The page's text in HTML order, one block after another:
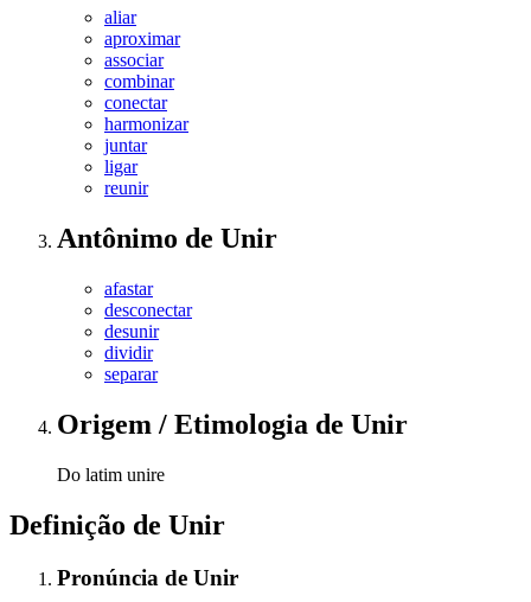
aliar
aproximar
associar
combinar
conectar
harmonizar
juntar
ligar
reunir
Antônimo de Unir
afastar
desconectar
desunir
dividir
separar
Origem / Etimologia de Unir
Do latim unire
Definição de Unir
Pronúncia de Unir